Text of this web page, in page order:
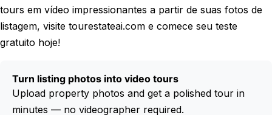
tours em vídeo impressionantes a partir de suas fotos de
listagem, visite tourestateai.com e comece seu teste
gratuito hoje!
Turn listing photos into video tours
Upload property photos and get a polished tour in
minutes — no videographer required.